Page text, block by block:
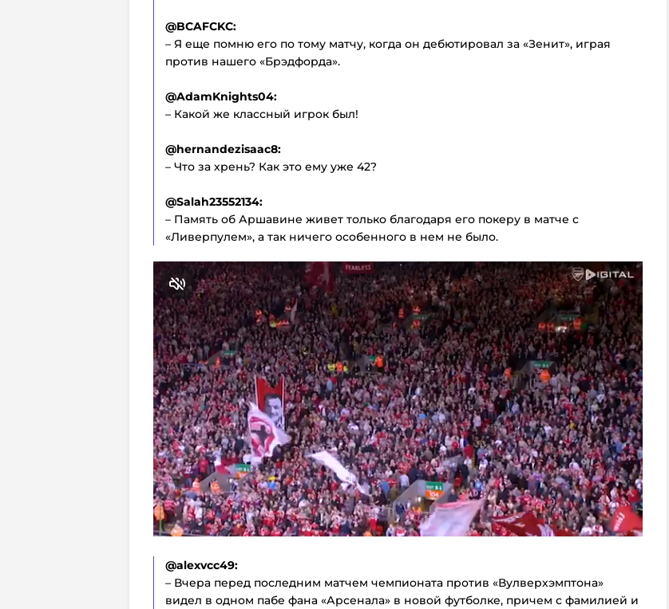
@BCAFCKC:
– Я еще помню его по тому матчу, когда он дебютировал за «Зенит», играя
против нашего «Брэдфорда».
@AdamKnights04:
– Какой же классный игрок был!
@hernandezisaac8:
– Что за хрень? Как это ему уже 42?
@Salah23552134:
– Память об Аршавине живет только благодаря его покеру в матче с
«Ливерпулем», а так ничего особенного в нем не было.
@alexvcc49:
– Вчера перед последним матчем чемпионата против «Вулверхэмптона»
видел в одном пабе фана «Арсенала» в новой футболке, причем с фамилией и